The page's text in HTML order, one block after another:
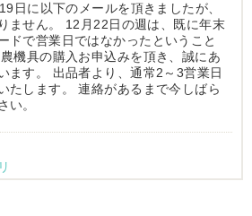
日に以下のメールを頂きましたが、
ません。 12月22日の週は、既に年末
ドで営業日ではなかったということ
機具の購入お申込みを頂き、誠にあ
ます。 出品者より、通常2～3営業日
たします。 連絡があるまで今しばら
い。